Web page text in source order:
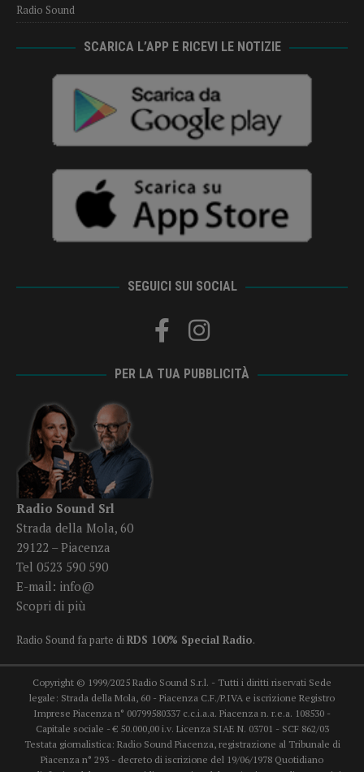
Radio Sound
SCARICA L’APP E RICEVI LE NOTIZIE
SEGUICI SUI SOCIAL
PER LA TUA PUBBLICITÀ
Radio Sound Srl
Strada della Mola, 60
29122 – Piacenza
Tel 0523 590 590
E-mail: info@
Scopri di più
Radio Sound fa parte diRDS 100% Special Radio.
Copyright © 1999/2025 Radio Sound S.r.l. - Tutti i diritti riservati Sede
legale: Strada della Mola, 60 - Piacenza C.F./P.IVA e iscrizione Registro
Imprese Piacenza n° 00799580337 c.c.i.a.a. Piacenza n. r.e.a. 108530 -
Capitale sociale - € 50.000,00 i.v. Licenza SIAE N. 03701 - SCF 862/03
Testata giornalistica: Radio Sound Piacenza, registrazione al Tribunale di
Piacenza n° 293 - decreto di iscrizione del 19/06/1978 Quotidiano